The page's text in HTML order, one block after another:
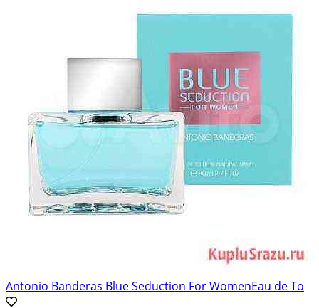
Antonio Banderas Blue Seduction For WomenEau de To